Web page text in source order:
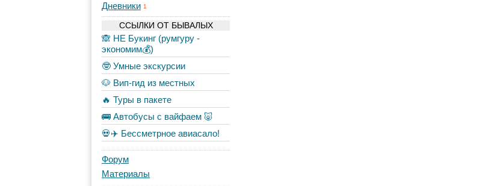
Дневники 1
ССЫЛКИ ОТ БЫВАЛЫХ
🙈 НЕ Букинг (румгуру -
экономим💰)
🤓 Умные экскурсии
🐶 Вип-гид из местных
🔥 Туры в пакете
🚌 Автобусы с вайфаем 🐷
💀✈️ Бессметрное авиасало!
Форум
Материалы